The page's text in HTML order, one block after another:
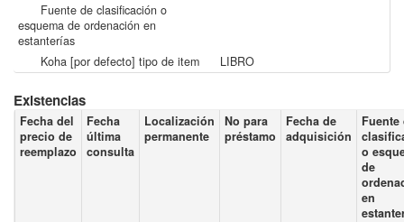
Fuente de clasificación o
esquema de ordenación en
estanterías
Koha [por defecto] tipo de item
LIBRO
Existencias
Fecha del
precio de
reemplazo
Fecha
última
consulta
Localización
permanente
No para
préstamo
Fecha de
adquisición
Fuente
o
de
en